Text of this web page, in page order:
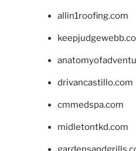
allin1roofing.com
drivancastillo.com
cmmedspa.com
midletontkd.com